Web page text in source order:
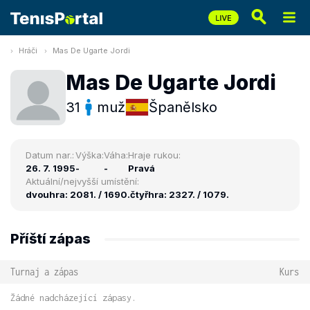
Hráči Mas De Ugarte Jordi
Mas De Ugarte Jordi
31 muž Španělsko
Datum nar.:
26. 7. 1995
Výška:
-
Váha:
-
Hraje rukou:
Pravá
Aktuální/nejvyšší umístění:
dvouhra: 2081. / 1690.čtyřhra: 2327. / 1079.
Příští zápas
Turnaj a zápas Kurs
Žádné nadcházející zápasy.